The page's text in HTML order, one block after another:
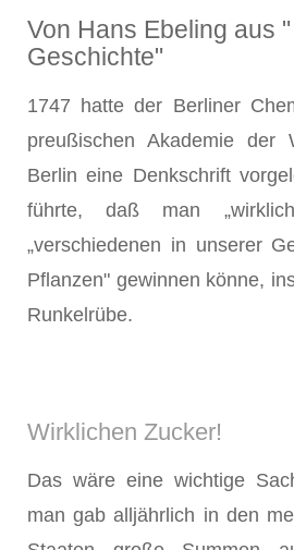
Von Hans Ebeling aus
Geschichte"
1747 hatte der Berliner
preußischen Akademie der
Berlin eine Denkschrift
führte, daß man
„verschiedenen in unserer
Pflanzen" gewinnen könne,
Runkelrübe.
Wirklichen Zucker!
Das wäre eine wichtige
man gab alljährlich in den